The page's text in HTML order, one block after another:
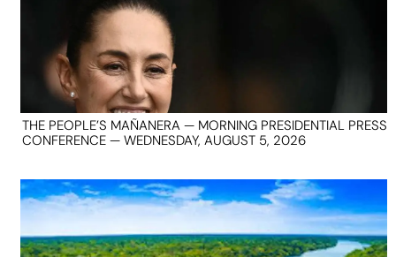
THE PEOPLE’S MAÑANERA — MORNING PRESIDENTIAL PRESS
CONFERENCE — WEDNESDAY, AUGUST 5, 2026